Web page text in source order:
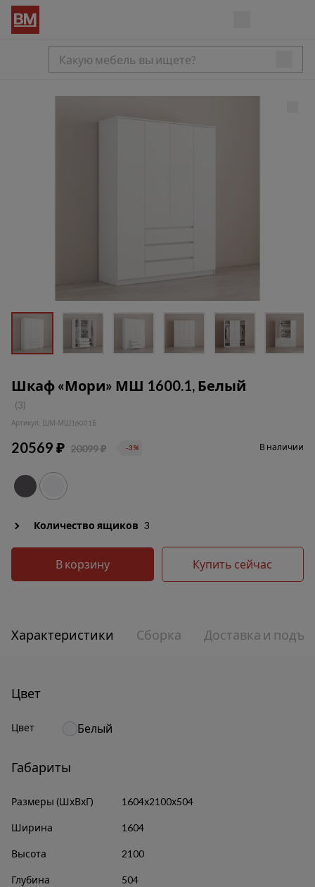
Шкаф «Мори» МШ 1600.1, Белый
(3)
Артикул: ШМ-МШ16001Б
20569 ₽ 20099 ₽ -3% В наличии
Количество ящиков 3
В корзину Купить сейчас
Характеристики Сборка Доставка и
Цвет
Цвет Белый
Габариты
Размеры (ШхВхГ) 1604х2100х504
Ширина 1604
Высота 2100
Глубина 504